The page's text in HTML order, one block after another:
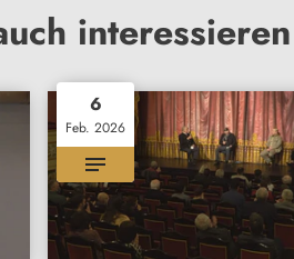
interessieren
6
Feb. 2026